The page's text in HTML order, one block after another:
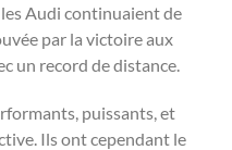
Audi continuaient de
par la victoire aux
un record de distance.
puissants, et
Ils ont cependant le